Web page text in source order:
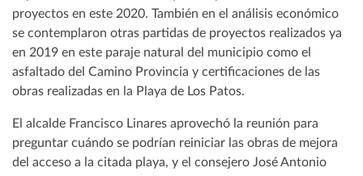
proyectos en este 2020. También en el análisis económico
se contemplaron otras partidas de proyectos realizados ya
en 2019 en este paraje natural del municipio como el
asfaltado del Camino Provincia y certificaciones de las
obras realizadas en la Playa de Los Patos.
El alcalde Francisco Linares aprovechó la reunión para
preguntar cuándo se podrían reiniciar las obras de mejora
del acceso a la citada playa, y el consejero José Antonio